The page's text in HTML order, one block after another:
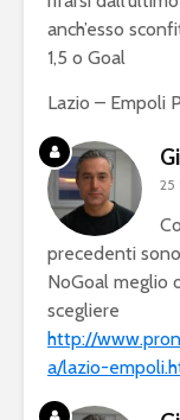
anch’esso
1,5 o Goal
Lazio – Empoli
25
precedenti
NoGoal meglio
scegliere
http://
a/lazio-